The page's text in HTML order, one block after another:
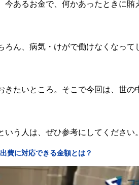
あるお金で、何かあったときに賄
ん、病気・けがで働けなくなって
たいところ。そこで今回は、世の
う人は、ぜひ参考にしてください。
費に対応できる金額とは？